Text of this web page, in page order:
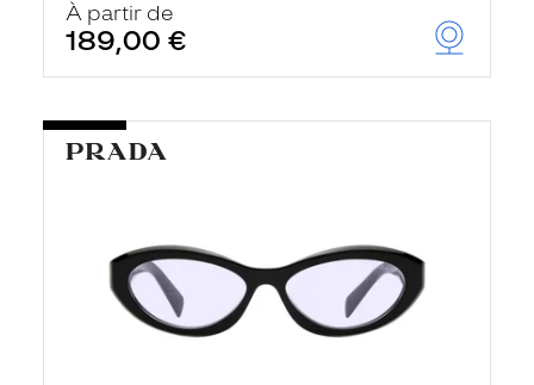
À partir de
189,00 €